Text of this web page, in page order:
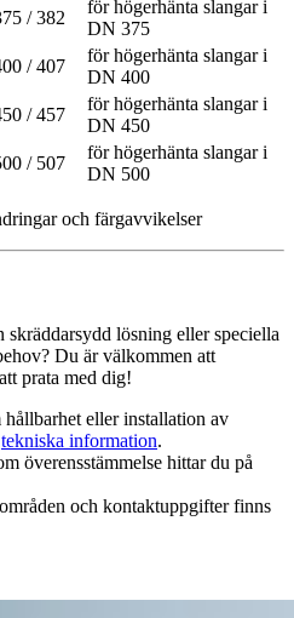
/ 382
för högerhänta slangar i
DN 375
/ 407
för högerhänta slangar i
DN 400
/ 457
för högerhänta slangar i
DN 450
/ 507
för högerhänta slangar i
DN 500
och färgavvikelser
lösning eller speciella
Du är välkommen att
prata med dig!
eller installation av
tekniska information.
överensstämmelse hittar du på
och kontaktuppgifter finns